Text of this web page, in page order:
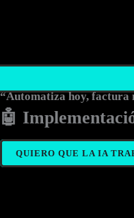
“Automatiza hoy, factura
🤖
QUIERO QUE LA IA